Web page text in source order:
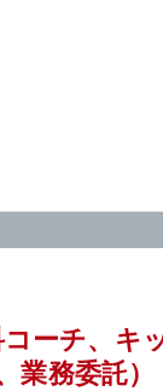
ーチ、キ
務委託）